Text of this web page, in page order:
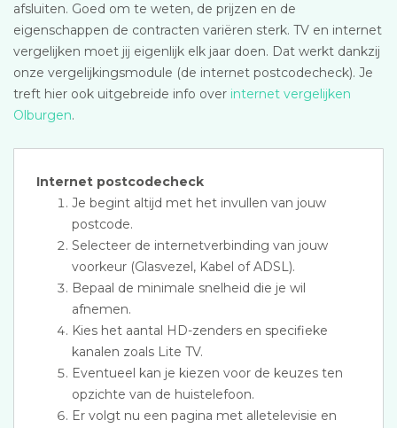
afsluiten. Goed om te weten, de prijzen en de
eigenschappen de contracten variëren sterk. TV en internet
vergelijken moet jij eigenlijk elk jaar doen. Dat werkt dankzij
onze vergelijkingsmodule (de internet postcodecheck). Je
treft hier ook uitgebreide info over internet vergelijken
Olburgen.
Internet postcodecheck
Je begint altijd met het invullen van jouw
postcode.
Selecteer de internetverbinding van jouw
voorkeur (Glasvezel, Kabel of ADSL).
Bepaal de minimale snelheid die je wil
afnemen.
Kies het aantal HD-zenders en specifieke
kanalen zoals Lite TV.
Eventueel kan je kiezen voor de keuzes ten
opzichte van de huistelefoon.
Er volgt nu een pagina met alletelevisie en